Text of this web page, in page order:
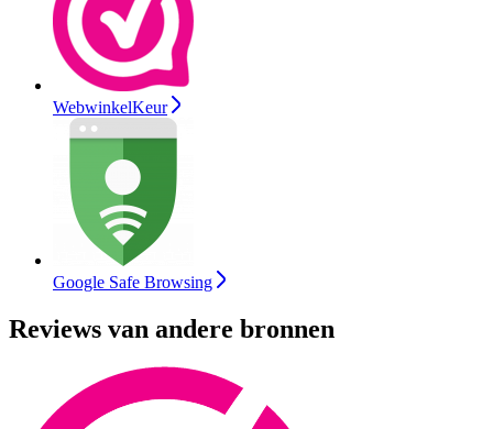
WebwinkelKeur
Google Safe Browsing
Reviews van andere bronnen